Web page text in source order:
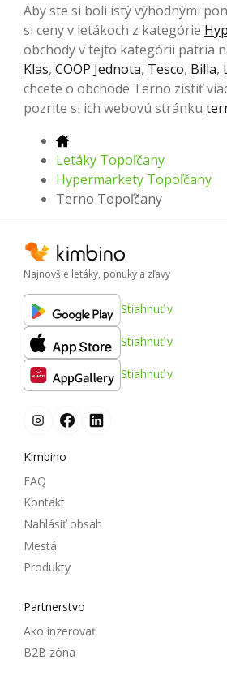
Aby ste si boli istý výhodnými
si ceny v letákoch z kategórie
obchody v tejto kategórii patria
Klas, COOP Jednota, Tesco, Billa,
chcete o obchode Terno zistiť
pozrite si ich webovú stránku
Letáky Topoľčany
Hypermarkety Topoľčany
Terno Topoľčany
Najnovšie letáky, ponuky a zľavy
Stiahnuť v
Stiahnuť v
Stiahnuť v
Kimbino
FAQ
Kontakt
Nahlásiť obsah
Mestá
Produkty
Partnerstvo
Ako inzerovať
B2B zóna